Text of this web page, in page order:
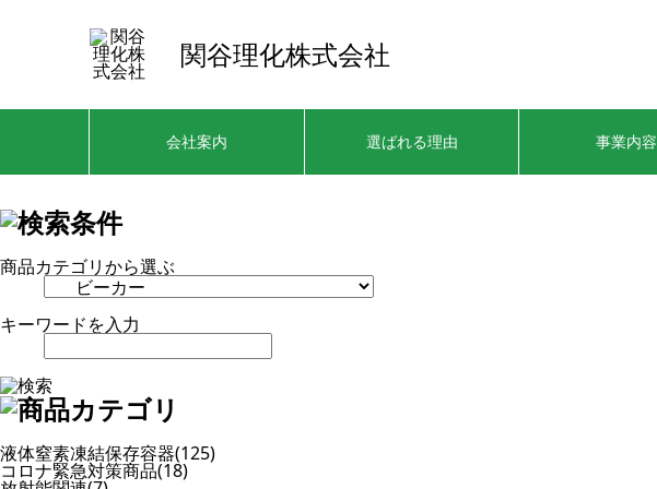
関谷理化株式会社
会社案内 選ばれる理由 事業内容
商品カテゴリから選ぶ
キーワードを入力
液体窒素凍結保存容器(125)
コロナ緊急対策商品(18)